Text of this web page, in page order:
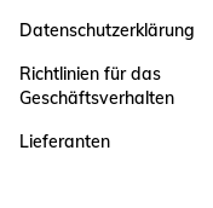
Datenschutzerklärung
Richtlinien für das
Geschäftsverhalten
Lieferanten